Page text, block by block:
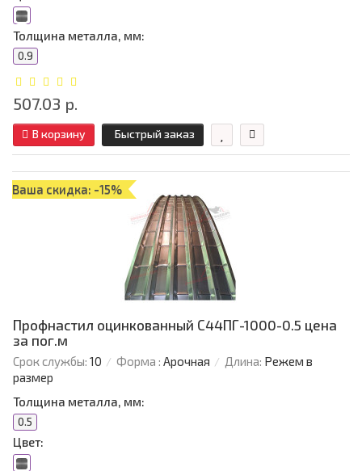
Толщина металла, мм:
0.9
507.03 р.
В корзину Быстрый заказ
Ваша скидка: -15%
Профнастил оцинкованный С44ПГ-1000-0.5 цена
за пог.м
Срок службы: 10 Форма : Арочная Длина: Режем в
размер
Толщина металла, мм:
0.5
Цвет: